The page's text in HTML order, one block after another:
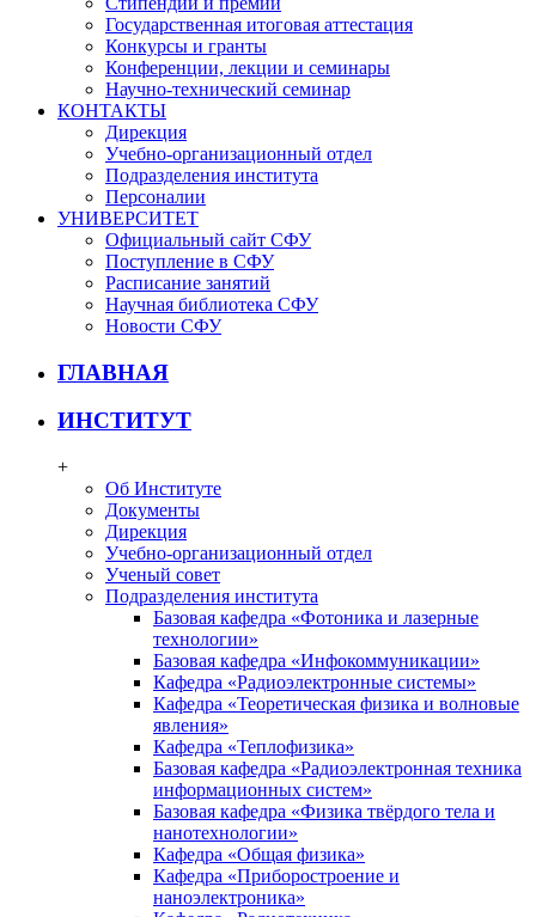
Государственная итоговая аттестация
Конкурсы и гранты
Конференции, лекции и семинары
Научно-технический семинар
КОНТАКТЫ
Дирекция
Учебно-организационный отдел
Подразделения института
Персоналии
УНИВЕРСИТЕТ
Официальный сайт СФУ
Поступление в СФУ
Расписание занятий
Научная библиотека СФУ
Новости СФУ
ГЛАВНАЯ
ИНСТИТУТ
+
Об Институте
Документы
Дирекция
Учебно-организационный отдел
Ученый совет
Подразделения института
Базовая кафедра «Фотоника и лазерные
технологии»
Базовая кафедра «Инфокоммуникации»
Кафедра «Радиоэлектронные системы»
Кафедра «Теоретическая физика и волновые
явления»
Кафедра «Теплофизика»
Базовая кафедра «Радиоэлектронная техника
информационных систем»
Базовая кафедра «Физика твёрдого тела и
нанотехнологии»
Кафедра «Общая физика»
Кафедра «Приборостроение и
наноэлектроника»